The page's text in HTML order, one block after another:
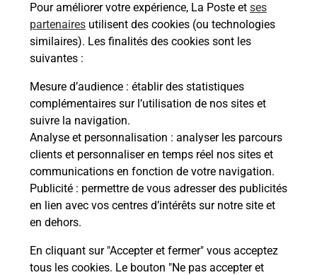
Pour améliorer votre expérience, La Poste et ses
partenaires utilisent des cookies (ou technologies
similaires). Les finalités des cookies sont les
suivantes :
Mesure d’audience : établir des statistiques
complémentaires sur l’utilisation de nos sites et
suivre la navigation.
Analyse et personnalisation : analyser les parcours
clients et personnaliser en temps réel nos sites et
communications en fonction de votre navigation.
Publicité : permettre de vous adresser des publicités
en lien avec vos centres d’intérêts sur notre site et
en dehors.
En cliquant sur "Accepter et fermer" vous acceptez
tous les cookies. Le bouton "Ne pas accepter et
Comment demander une
modification de livraison ?
Comment La Poste participe-t-elle
à votre sécurité au quotidien ?
Puis-je passer mon code de la route
avec La Poste et sous quelles
conditions ?